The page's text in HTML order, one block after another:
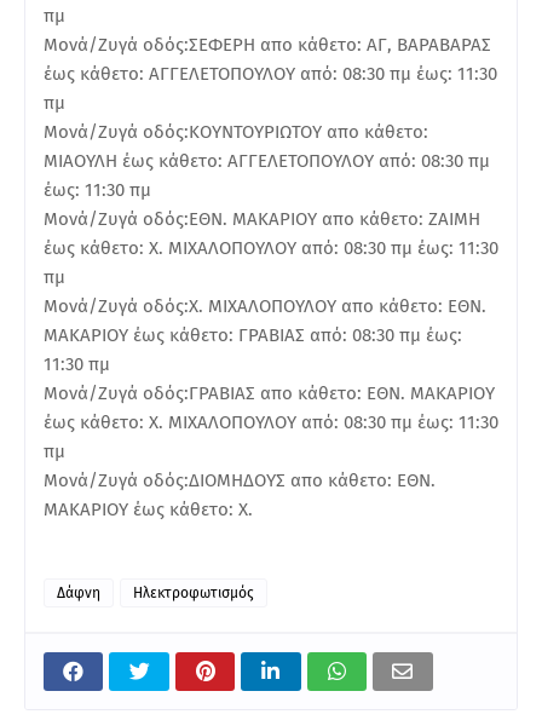
πμ
Μονά/Ζυγά οδός:ΣΕΦΕΡΗ απο κάθετο: ΑΓ, ΒΑΡΑΒΑΡΑΣ
έως κάθετο: ΑΓΓΕΛΕΤΟΠΟΥΛΟΥ από: 08:30 πμ έως: 11:30
πμ
Μονά/Ζυγά οδός:ΚΟΥΝΤΟΥΡΙΩΤΟΥ απο κάθετο:
ΜΙΑΟΥΛΗ έως κάθετο: ΑΓΓΕΛΕΤΟΠΟΥΛΟΥ από: 08:30 πμ
έως: 11:30 πμ
Μονά/Ζυγά οδός:ΕΘΝ. ΜΑΚΑΡΙΟΥ απο κάθετο: ΖΑΙΜΗ
έως κάθετο: Χ. ΜΙΧΑΛΟΠΟΥΛΟΥ από: 08:30 πμ έως: 11:30
πμ
Μονά/Ζυγά οδός:Χ. ΜΙΧΑΛΟΠΟΥΛΟΥ απο κάθετο: ΕΘΝ.
ΜΑΚΑΡΙΟΥ έως κάθετο: ΓΡΑΒΙΑΣ από: 08:30 πμ έως:
11:30 πμ
Μονά/Ζυγά οδός:ΓΡΑΒΙΑΣ απο κάθετο: ΕΘΝ. ΜΑΚΑΡΙΟΥ
έως κάθετο: Χ. ΜΙΧΑΛΟΠΟΥΛΟΥ από: 08:30 πμ έως: 11:30
πμ
Μονά/Ζυγά οδός:ΔΙΟΜΗΔΟΥΣ απο κάθετο: ΕΘΝ.
ΜΑΚΑΡΙΟΥ έως κάθετο: Χ.
Δάφνη Ηλεκτροφωτισμός